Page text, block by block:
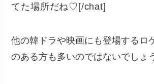
てた場所だね♡[/chat]
他の韓ドラや映画にも登場するロ
のある方も多いのではないでしょ